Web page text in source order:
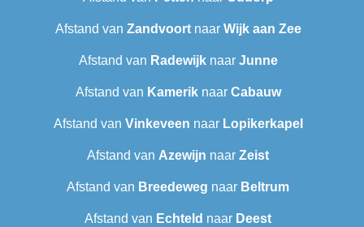
Afstand van Zandvoortnaar Wijk aan Zee
Afstand van Radewijknaar Junne
Afstand van Kameriknaar Cabauw
Afstand van Vinkeveen naar Lopikerkapel
Afstand van Azewijn naar Zeist
Afstand van Breedeweg naar Beltrum
Afstand van Echteld naar Deest